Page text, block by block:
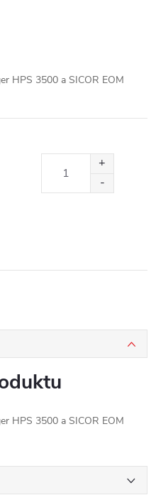
HPS 3500 a SICOR EOM
HPS 3500 a SICOR EOM